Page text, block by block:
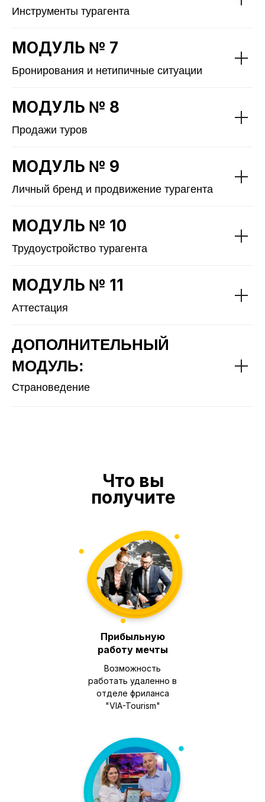
Инструменты турагента
МОДУЛЬ № 7
Бронирования и нетипичные ситуации
МОДУЛЬ № 8
Продажи туров
МОДУЛЬ № 9
Личный бренд и продвижение турагента
МОДУЛЬ № 10
Трудоустройство турагента
МОДУЛЬ № 11
Аттестация
ДОПОЛНИТЕЛЬНЫЙ
МОДУЛЬ:
Страноведение
Прибыльную
работу мечты
Возможность
работать удаленно в
отделе фриланса
"VIA-Tourism"
Что вы
получите